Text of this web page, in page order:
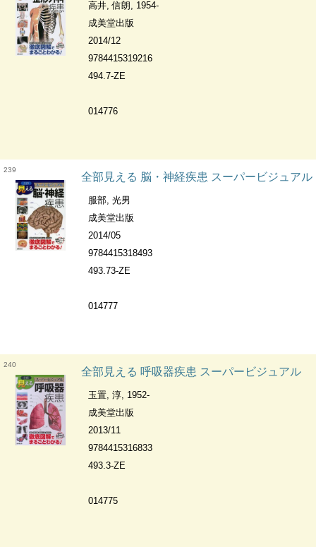
高井, 信朗, 1954-
成美堂出版
2014/12
9784415319216
494.7-ZE
014776
239
全部見える 脳・神経疾患 スーパービジュアル
服部, 光男
成美堂出版
2014/05
9784415318493
493.73-ZE
014777
240
全部見える 呼吸器疾患 スーパービジュアル
玉置, 淳, 1952-
成美堂出版
2013/11
9784415316833
493.3-ZE
014775